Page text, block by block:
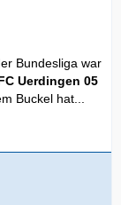
Bundesliga war
Uerdingen 05
Buckel hat...